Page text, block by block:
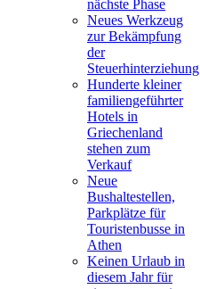
nächste Phase
Neues Werkzeug
zur Bekämpfung
der
Steuerhinterziehung
Hunderte kleiner
familiengeführter
Hotels in
Griechenland
stehen zum
Verkauf
Neue
Bushaltestellen,
Parkplätze für
Touristenbusse in
Athen
Keinen Urlaub in
diesem Jahr für